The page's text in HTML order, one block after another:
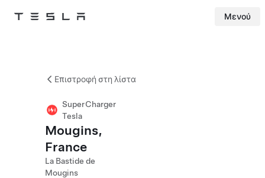
Tesla Μενού
Επιστροφή στη λίστα
SuperCharger
Tesla
Mougins,
France
La Bastide de
Mougins